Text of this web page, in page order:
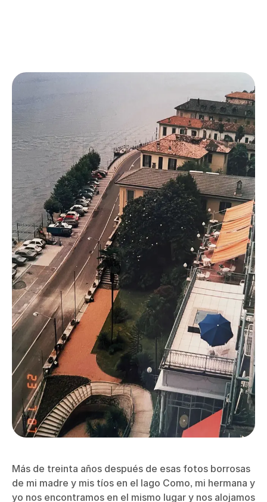
Más de treinta años después de esas fotos borrosas
de mi madre y mis tíos en el lago Como, mi hermana y
yo nos encontramos en el mismo lugar y nos alojamos